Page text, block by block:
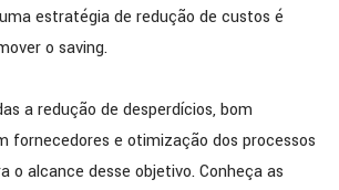
estratégia de redução de custos é
o saving.
a redução de desperdícios, bom
fornecedores e otimização dos processos
o alcance desse objetivo. Conheça as